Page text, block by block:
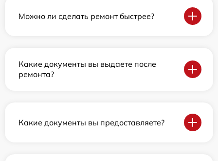
Можно ли сделать ремонт быстрее?
Какие документы вы выдаете после
ремонта?
Какие документы вы предоставляете?